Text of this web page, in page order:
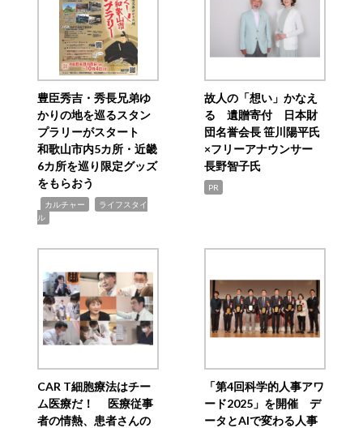
豊臣秀吉・秀長兄弟ゆ
かりの地を巡るスタン
プラリーがスタート
和歌山市内5カ所・近畿
6カ所を巡り限定グッズ
をもらおう
カルチャー
ライフスタイ
ル
故人の「想い」かなえ
る 遺贈寄付 日本財
団名誉会長 笹川陽平氏
×フリーアナウンサー
長野智子氏
PR
CAR T細胞療法はチー
ム医療だ！ 医療従事
者の情熱、患者さんの
「第4回科学的人事アワ
ード2025」を開催 デ
ータとAIで変わる人事